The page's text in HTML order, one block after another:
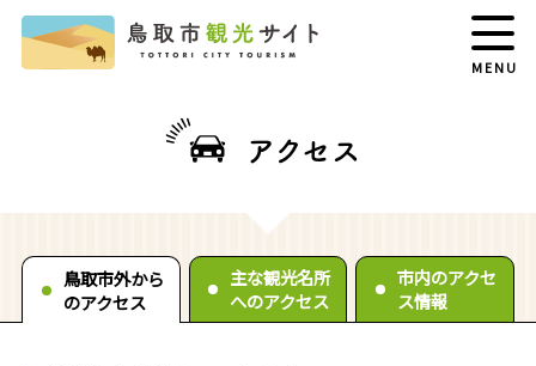
MENU
アクセス
鳥取市外から
のアクセス
主な観光名所
へのアクセス
市内のアクセ
ス情報